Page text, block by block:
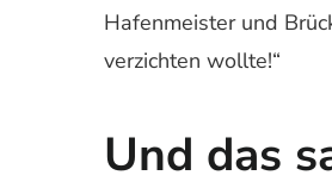
Hafenmeister und
verzichten wollte!“
Und das